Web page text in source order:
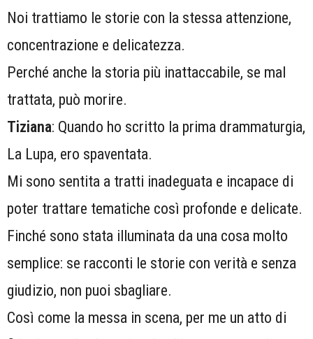
Noi trattiamo le storie con la stessa attenzione,
concentrazione e delicatezza.
Perché anche la storia più inattaccabile, se mal
trattata, può morire.
Tiziana: Quando ho scritto la prima drammaturgia,
La Lupa, ero spaventata.
Mi sono sentita a tratti inadeguata e incapace di
poter trattare tematiche così profonde e delicate.
Finché sono stata illuminata da una cosa molto
semplice: se racconti le storie con verità e senza
giudizio, non puoi sbagliare.
Così come la messa in scena, per me un atto di